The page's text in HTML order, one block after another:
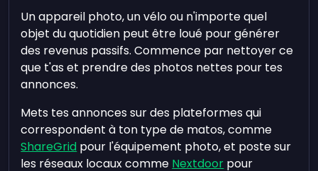
Un appareil photo, un vélo ou n'importe quel
objet du quotidien peut être loué pour générer
des revenus passifs. Commence par nettoyer ce
que t'as et prendre des photos nettes pour tes
annonces.
Mets tes annonces sur des plateformes qui
correspondent à ton type de matos, comme
ShareGrid pour l'équipement photo, et poste sur
les réseaux locaux comme Nextdoor pour